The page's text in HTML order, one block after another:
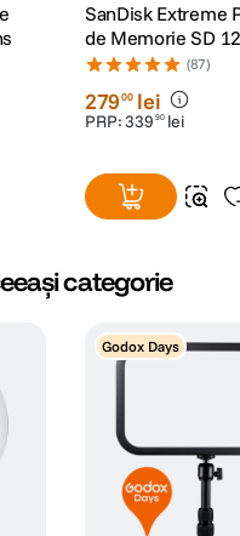
SanDisk Extreme
de Memorie SD
SDXC UHS-I Class
+ 2 Ani
(87)
27900 lei
PRP:339 90 lei
categorie
Godox Days